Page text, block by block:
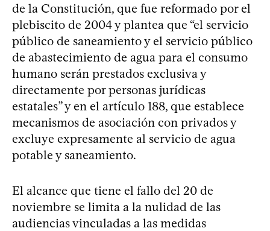
de la Constitución, que fue reformado por el
plebiscito de 2004 y plantea que “el servicio
público de saneamiento y el servicio público
de abastecimiento de agua para el consumo
humano serán prestados exclusiva y
directamente por personas jurídicas
estatales” y en el artículo 188, que establece
mecanismos de asociación con privados y
excluye expresamente al servicio de agua
potable y saneamiento.
El alcance que tiene el fallo del 20 de
noviembre se limita a la nulidad de las
audiencias vinculadas a las medidas